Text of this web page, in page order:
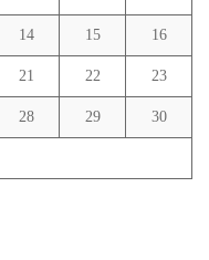
14 15 16
21 22 23
28 29 30